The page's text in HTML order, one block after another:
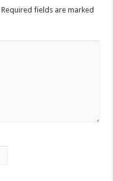
Required fields are marked